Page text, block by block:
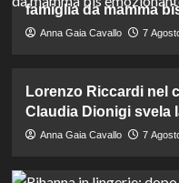
famiglia da mamma
Anna Gaia Cavallo 7
Lorenzo Riccardi nel
Claudia Dionigi svela
Anna Gaia Cavallo 7